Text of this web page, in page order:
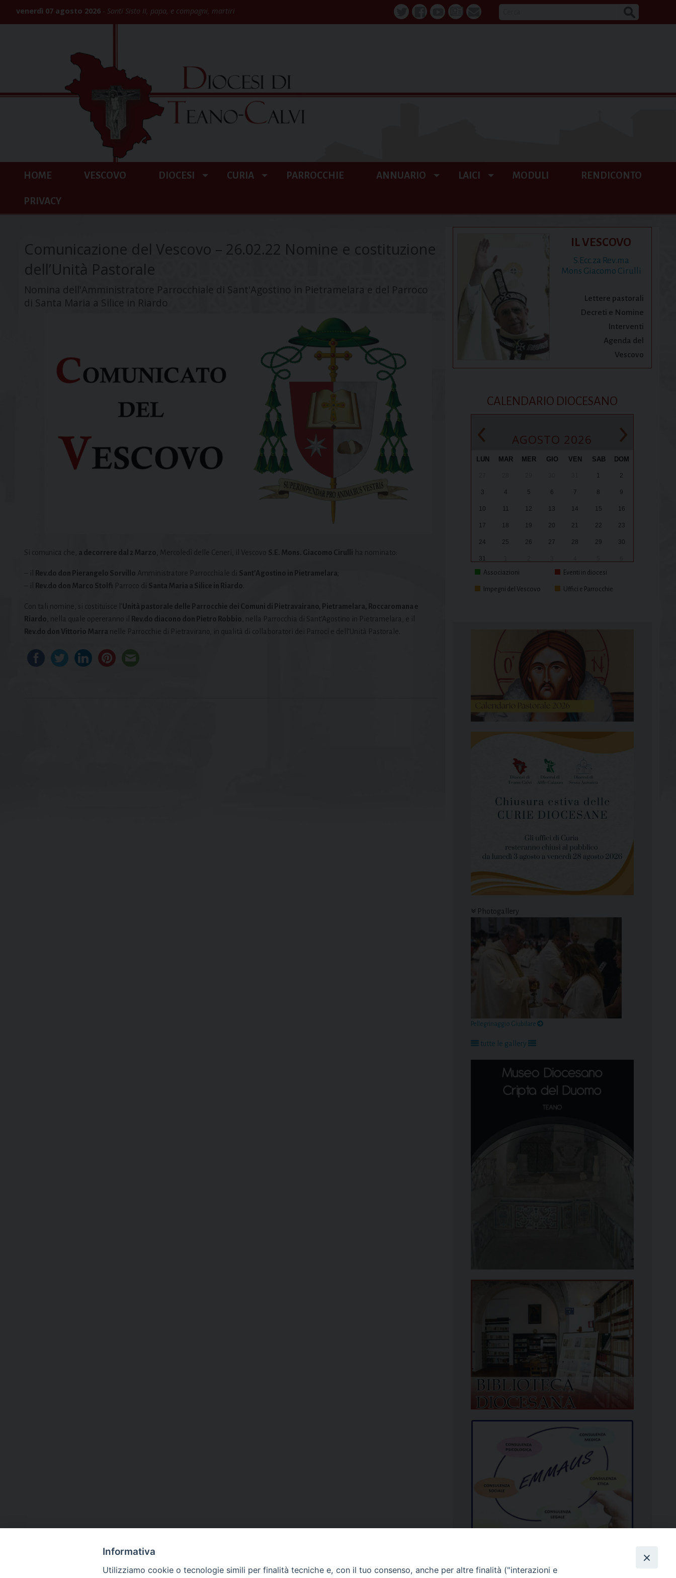
venerdì 07 agosto 2026 Santi Sisto II, papa, e compagni, martiri
TwitterFacebookYoutube
La webmail
HOME VESCOVO DIOCESI CURIA PARROCCHIE ANNUARIO LAICI MODULI RENDICONTO
PRIVACY
Comunicazione del Vescovo – 26.02.22 Nomine e costituzione
dell’Unità Pastorale
Nomina dell'Amministratore Parrocchiale di Sant'Agostino in Pietramelara e del Parroco
di Santa Maria a Silice in Riardo
Si comunica che, a decorrere dal 2 Marzo , Mercoledì delle Ceneri, il Vescovo S.E. Mons. Giacomo Cirulli ha nominato:
– il Rev.do don Pierangelo Sorvillo Amministratore Parrocchiale di Sant’Agostino in Pietramelara
– il
Rev.do don Marco Stolfi Parroco di Santa Maria a Silice in Riardo
Con tali nomine, si costituisce l’ Unità pastorale delle Parrocchie dei Comuni di Pietravairano, Pietramelara, Roccaromana e
Riardo , nella quale opereranno il Rev.do diacono don Pietro Robbio , nella Parrocchia di Sant’Agostino in Pietramelara, e il
Rev.do don Vittorio Marra nelle Parrocchie di Pietravirano, in qualità di collaboratori dei Parroci e dell’Unità Pastorale.
IL VESCOVO
S.Ecc.za Rev.ma
Mons Giacomo Cirulli
Lettere pastorali
Decreti e Nomine
Interventi
Agenda del
Vescovo
CALENDARIO DIOCESANO
‹ AGOSTO 2026 ›
LUN MAR MER GIO VEN SAB DOM
1 2
3 4 5 6 7 8 9
10 11 12 13 14 15 16
17 18 19 20 21 22 23
24 25 26 27 28 29 30
31
Associazioni
Eventi in diocesi
Impegni del Vescovo Uffici e Parrocchie
Photogallery
Pellegrinaggio Giubilare
tutte le gallery
Informativa
Utilizziamo cookie o tecnologie simili per finalità tecniche e, con il tuo consenso, anche per altre finalità ("interazioni e